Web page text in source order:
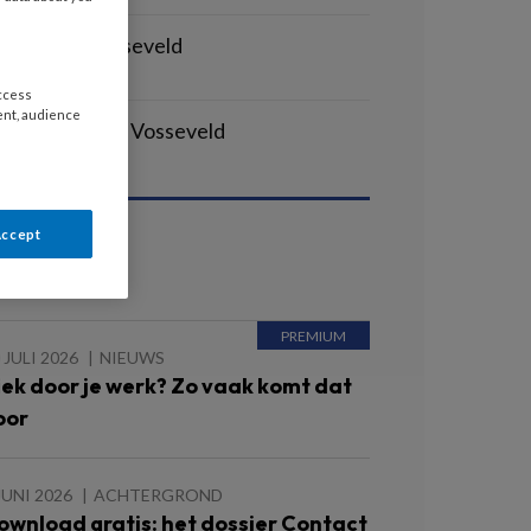
Vosseveld
Plus - Vosseveld
ook
JULI 2026 NIEUWS
door je werk? Zo vaak komt dat
2026 ACHTERGROND
gratis: het dossier Contact
audience